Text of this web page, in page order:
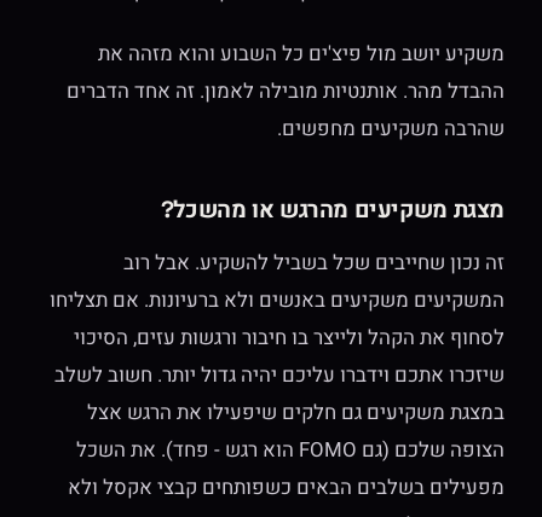
משקיע יושב מול פיצ'ים כל השבוע והוא מזהה את
ההבדל מהר. אותנטיות מובילה לאמון. זה אחד הדברים
שהרבה משקיעים מחפשים.
מצגת משקיעים מהרגש או מהשכל?
זה נכון שחייבים שכל בשביל להשקיע. אבל רוב
המשקיעים משקיעים באנשים ולא ברעיונות. אם תצליחו
לסחוף את הקהל ולייצר בו חיבור ורגשות עזים, הסיכוי
שיזכרו אתכם וידברו עליכם יהיה גדול יותר. חשוב לשלב
במצגת משקיעים גם חלקים שיפעילו את הרגש אצל
הצופה שלכם (גם FOMO הוא רגש - פחד). את השכל
מפעילים בשלבים הבאים כשפותחים קבצי אקסל ולא